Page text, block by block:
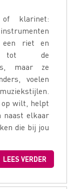
of klarinet:
een riet en
tot de
maar ze
voelen
wilt, helpt
naast elkaar
die bij jou
LEES VERDER